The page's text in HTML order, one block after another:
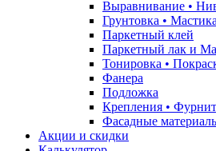
Выравнивание •
Грунтовкa • Мастика
Паркетный клей
Паркетный лак и
Тонировка •
Фанера
Подложка
Крепления •
Фасадные
Акции и скидки